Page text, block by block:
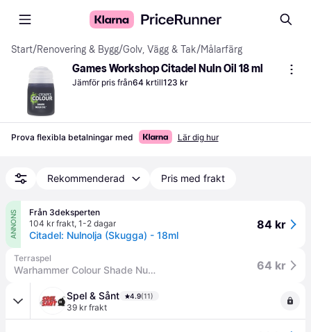
Start/Renovering & Bygg/Golv, Vägg & Tak/Målarfärg
Games Workshop Citadel Nuln Oil 18 ml
Jämför pris från64 krtill123 kr
Prova flexibla betalningar med Lär dig hur
Rekommenderad Pris med frakt
ANNONS
Från 3deksperten
104 kr frakt, 1-2 dagar
Citadel: Nulnolja (Skugga) - 18ml
84 kr
Terraspel
Warhammer Colour Shade Nuln Oil Tidigare Citadel Colour 64 kr
Spel & Sånt 4.9(11)
39 kr frakt